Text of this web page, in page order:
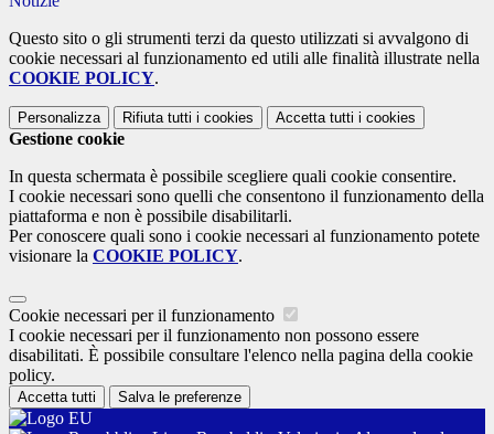
Questo sito o gli strumenti terzi da questo utilizzati si avvalgono di
cookie necessari al funzionamento ed utili alle finalità illustrate nella
COOKIE POLICY.
Personalizza Rifiuta tutti i cookies Accetta tutti i cookies
Gestione cookie
In questa schermata è possibile scegliere quali cookie consentire.
I cookie necessari sono quelli che consentono il funzionamento della
piattaforma e non è possibile disabilitarli.
Per conoscere quali sono i cookie necessari al funzionamento potete
visionare la COOKIE POLICY.
Cookie necessari per il funzionamento
I cookie necessari per il funzionamento non possono essere
disabilitati. È possibile consultare l'elenco nella pagina della cookie
policy.
Accetta tutti Salva le preferenze